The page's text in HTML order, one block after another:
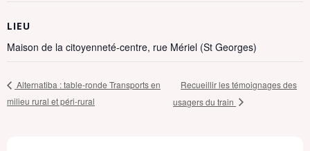
LIEU
Maison de la citoyenneté-centre, rue Mériel (St Georges)
Alternatiba : table-ronde Transports en
milieu rural et péri-rural
Recueillir les témoignages des
usagers du train